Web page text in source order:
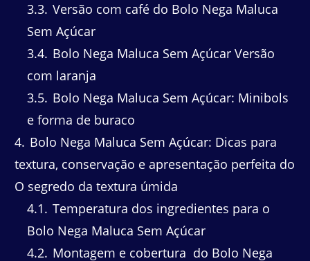
3.3 Versão com café do Bolo Nega Maluca
Sem Açúcar
3.4 Bolo Nega Maluca Sem Açúcar Versão
com laranja
3.5 Bolo Nega Maluca Sem Açúcar: Minibols
e forma de buraco
4 Bolo Nega Maluca Sem Açúcar: Dicas para
textura, conservação e apresentação perfeita do
O segredo da textura úmida
4.1
Temperatura dos ingredientes para o
Bolo Nega Maluca Sem Açúcar
4.2 Montagem e cobertura do Bolo Nega